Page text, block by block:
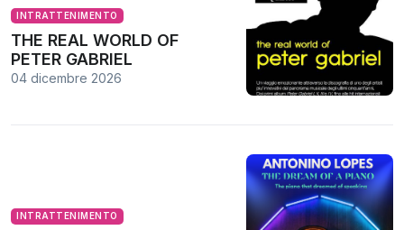
INTRATTENIMENTO
THE REAL WORLD OF
PETER GABRIEL
04 dicembre 2026
INTRATTENIMENTO